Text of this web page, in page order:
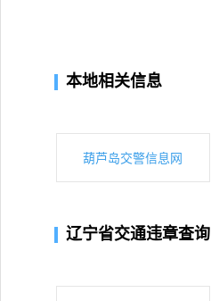
本地相关信息
葫芦岛交警信息网
辽宁省交通违章查询